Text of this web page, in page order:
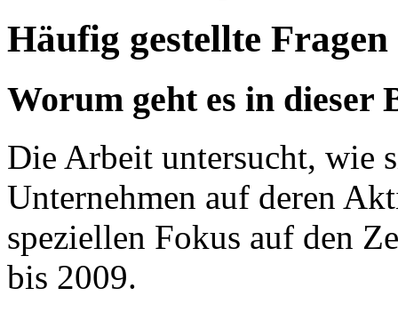
Häufig gestellte Fragen
Worum geht es in dieser
Die Arbeit untersucht, wie
Unternehmen auf deren
speziellen Fokus auf den
bis 2009.